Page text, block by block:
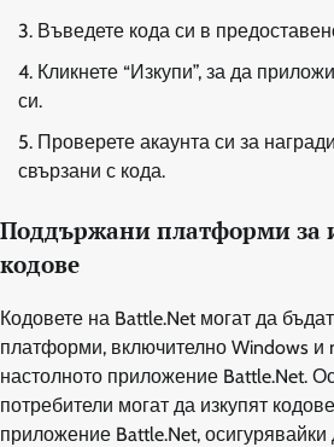
Въведете кода си в
Кликнете “Изкупи”, за да
си.
Проверете акаунта си за
свързани с кода.
Поддържани платформи за
кодове
Кодовете на Battle.Net могат да
платформи, включително Windows и
настолното приложение Battle.Net.
потребители могат да изкупят
приложение Battle.Net,